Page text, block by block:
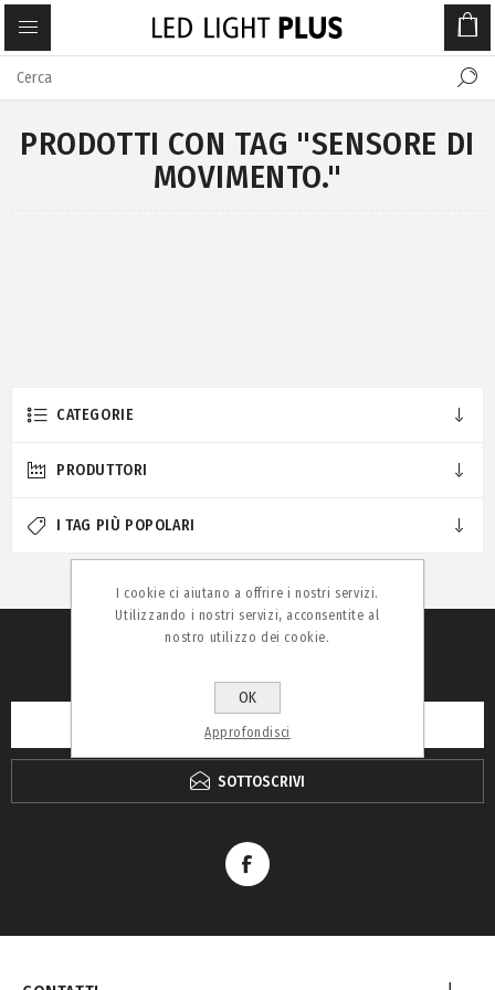
PRODOTTI CON TAG "SENSORE DI
MOVIMENTO."
CATEGORIE
PRODUTTORI
I TAG PIÙ POPOLARI
SOTTOSCRIVI
I cookie ci aiutano a offrire i nostri servizi.
Utilizzando i nostri servizi, acconsentite al
nostro utilizzo dei cookie.
OK
Approfondisci